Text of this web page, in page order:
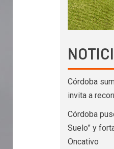
Córdoba
invita a
Córdoba
Suelo” y
Oncativo